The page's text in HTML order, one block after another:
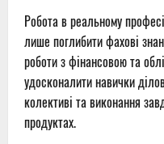
Робота в реальному
лише поглибити фахові
роботи з фінансовою та
удосконалити навички
колективі та виконання
продуктах.